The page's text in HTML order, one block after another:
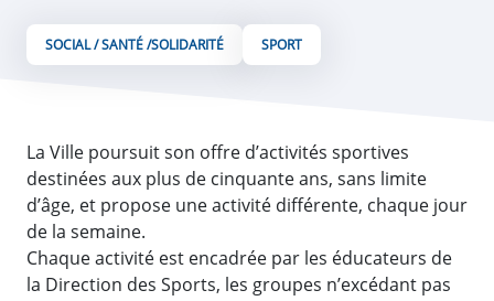
SOCIAL / SANTÉ /SOLIDARITÉ SPORT
La Ville poursuit son offre d’activités sportives
destinées aux plus de cinquante ans, sans limite
d’âge, et propose une activité différente, chaque jour
de la semaine.
Chaque activité est encadrée par les éducateurs de
la Direction des Sports, les groupes n’excédant pas